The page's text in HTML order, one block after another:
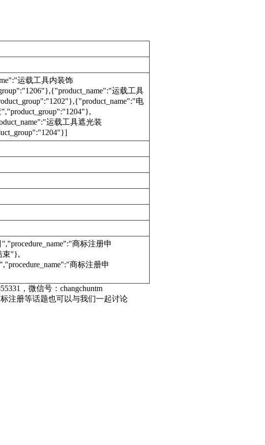
运载工具内装饰
运载工具
电
运载工具遮光装
商标注册申
束"},
商标注册申
，微信号：changchuntm
注册等话题也可以与我们一起讨论